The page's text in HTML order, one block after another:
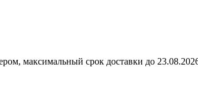
максимальный срок доставки до